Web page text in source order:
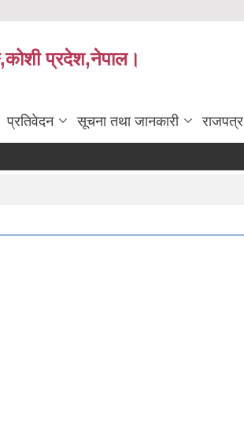
प्रदेश,नेपाल।
प्रतिवेदन सूचना तथा जानकारी राजपत्र